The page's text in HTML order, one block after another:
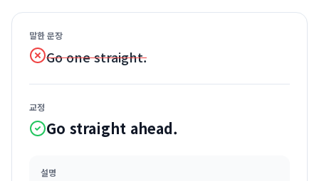
말한 문장
Go one straight.
교정
Go straight ahead.
설명